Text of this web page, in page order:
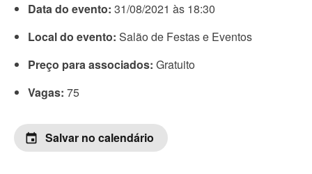
Data do evento: 31/08/2021 às 18:30
Local do evento: Salão de Festas e Eventos
Preço para associados: Gratuito
Vagas: 75
event Salvar no calendário